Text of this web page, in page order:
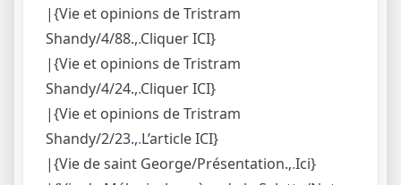
|{Vie et opinions de Tristram
Shandy/4/88.,.Cliquer ICI}
|{Vie et opinions de Tristram
Shandy/4/24.,.Cliquer ICI}
|{Vie et opinions de Tristram
Shandy/2/23.,.L’article ICI}
|{Vie de saint George/Présentation.,.Ici}